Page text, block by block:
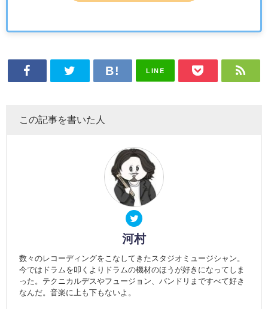
LINE
この記事を書いた人
河村
数々のレコーディングをこなしてきたスタジオミュージシャン。
今ではドラムを叩くよりドラムの機材のほうが好きになってしま
った。テクニカルデスやフュージョン、バンドリまですべて好き
なんだ。音楽に上も下もないよ。